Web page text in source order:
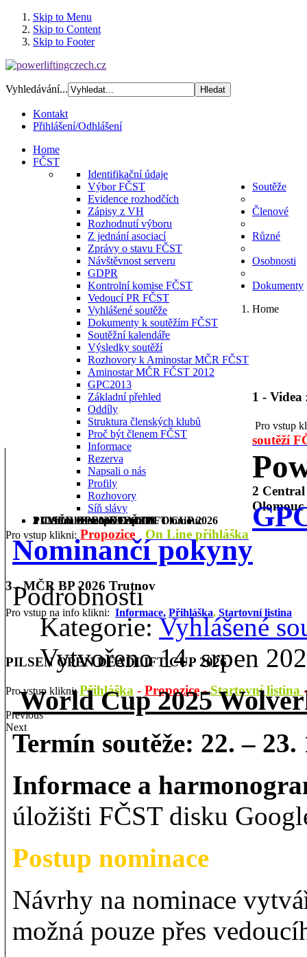
Skip to Menu
Skip to Content
Skip to Footer
Vyhledávání...
Kontakt
Přihlášení/Odhlášení
Home
FČST
Identifikační údaje
Výbor FČST
Evidence rozhodčích
Zápisy z VH
Rozhodnutí výboru
Z jednání asociací
Zprávy o stavu FČST
Návštěvnost serveru
GDPR
Kontrolní komise FČST
Vedoucí PR FČST
Soutěže
Vyhlášené soutěže
Dokumenty k soutěžím FČST
Soutěžní kalendáře
Výsledky soutěží
Rozhovory k Aminostar MČR FČST
Aminostar MČR FČST 2012
GPC2013
Členové
Základní přehled
Oddíly
Struktura členských klubů
Proč být členem FČST
Různé
Informace
Rezerva
Osobnosti
Napsali o nás
Profily
Rozhovory
Síň slávy
Dokumenty
Home
1 - Videa ze soutěží FČST
2 Central Europe Cup IPL Olomouc
3 - MČR BP 2026 Trutnov
PILSEN OPEN DEADLIFT CUP 2026
1 - Videa
Pro vstup
soutěží
2
Olomouc
Pro vstup klikni: Propozice On Line přihláška
3 - MČR BP 2026 Trutnov
Pro vstup na info klikni: Informace, Přihláška, Startovní listina
PILSEN OPEN DEADLIFT CUP 2026
Pro vstup klikni:Přihláška - Propozice-Startovní listina
Previous
Next
Nominančí pokyny
Podrobnosti
Kategorie:Vyhlášené
Vytvořeno 14. srpen
World Cup 2025
Termín soutěže: 22. – 23.
Informace a
úložišti FČST disku
Postup nominace
Návrhy na nominace
možná pouze přes